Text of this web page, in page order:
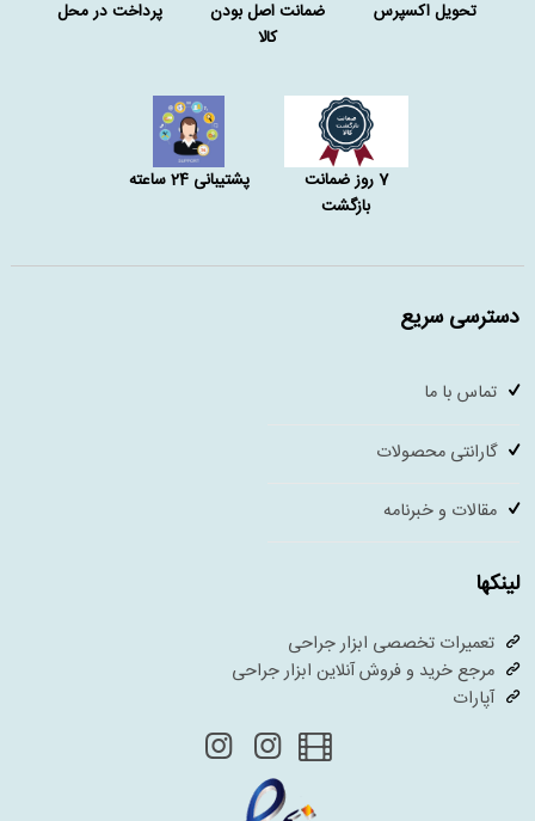
تحویل اکسپرس
ضمانت اصل بودن
کالا
پرداخت در محل
7 روز ضمانت
بازگشت
پشتیبانی 24 ساعته
دسترسی سریع
تماس با ما
گارانتی محصولات
مقالات و خبرنامه
لینکها
تعمیرات تخصصی ابزار جراحی
مرجع خرید و فروش آنلاین ابزار جراحی
آپارات